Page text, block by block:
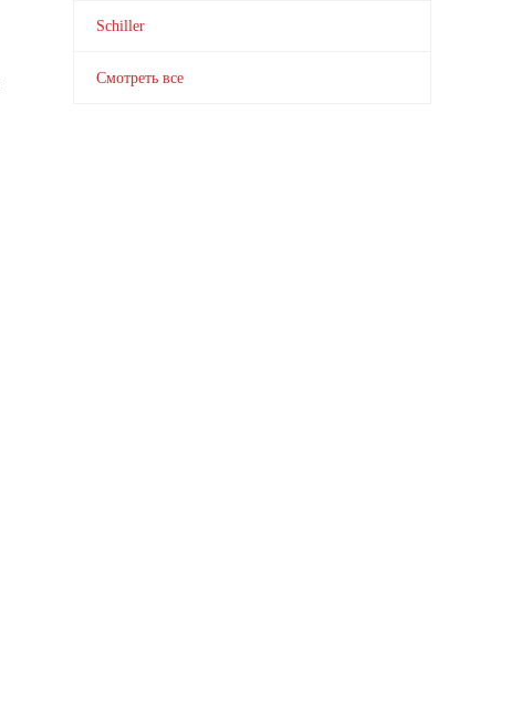
Schiller
Смотреть все